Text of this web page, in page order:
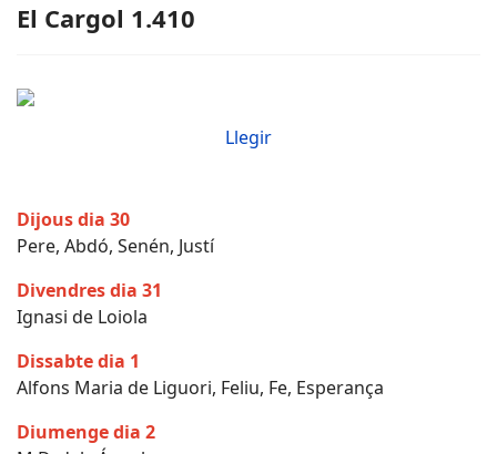
El Cargol 1.410
Llegir
Dijous dia 30
Pere, Abdó, Senén, Justí
Divendres dia 31
Ignasi de Loiola
Dissabte dia 1
Alfons Maria de Liguori, Feliu, Fe, Esperança
Diumenge dia 2